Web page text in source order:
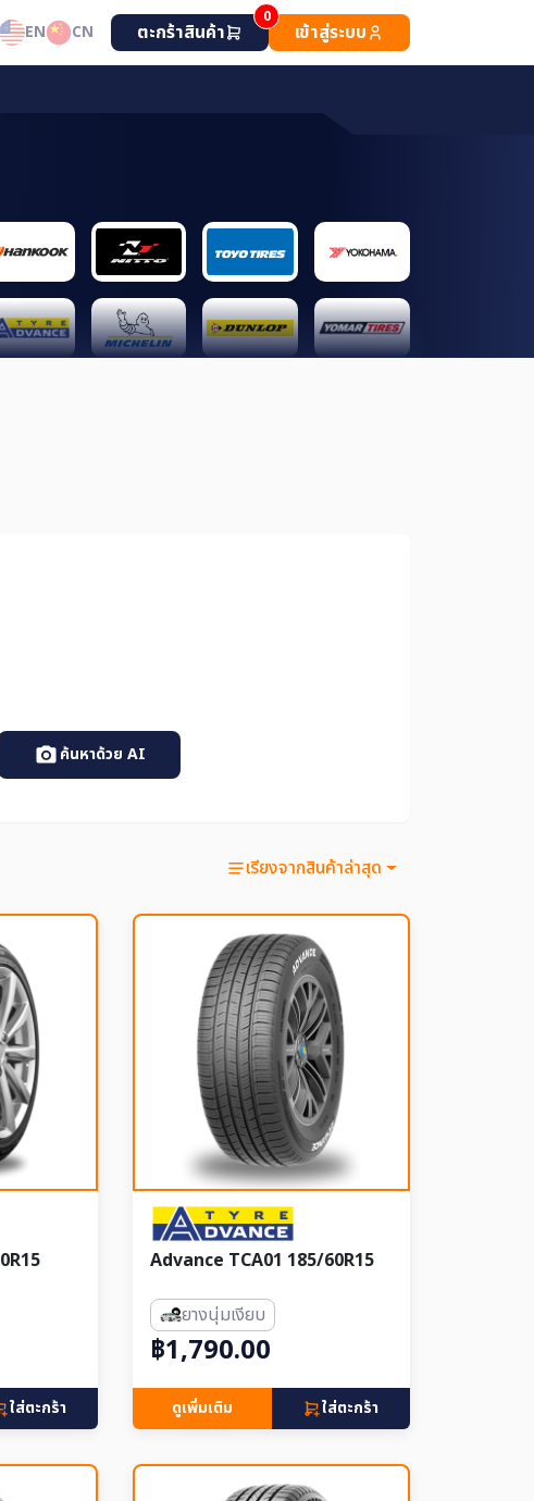
EN CN ตะกร้าสินค้า
0
เข้าสู่ระบบ
ค้นหาด้วย AI
เรียงจากสินค้าล่าสุด
ใส่ตะกร้า
Advance TCA01 185/60R15
ยางนุ่มเงียบ
฿1,790.00
ดูเพิ่มเติม ใส่ตะกร้า